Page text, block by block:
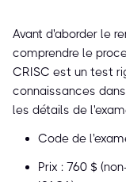
Avant d'aborder le
comprendre le
CRISC est un test
connaissances
les détails de
Code de
Prix : 760 $